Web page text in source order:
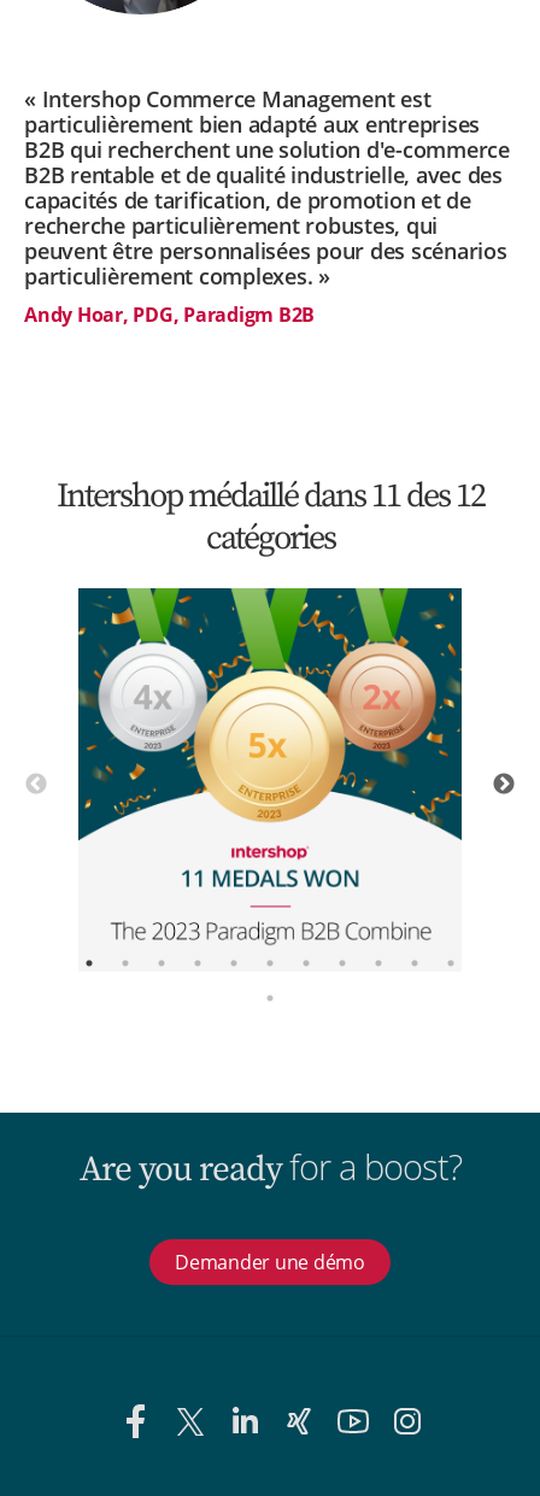
« Intershop Commerce Management est
particulièrement bien adapté aux entreprises
B2B qui recherchent une solution d'e-commerce
B2B rentable et de qualité industrielle, avec des
capacités de tarification, de promotion et de
recherche particulièrement robustes, qui
peuvent être personnalisées pour des scénarios
particulièrement complexes. »
Andy Hoar, PDG, Paradigm B2B
Intershop médaillé dans 11 des 12
catégories
Are you readyfor a boost?
Demander une démo